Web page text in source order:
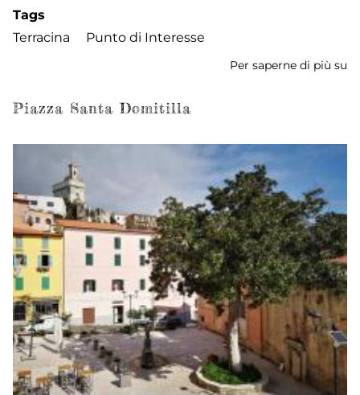
Tags
Terracina
Punto di Interesse
Per saperne di più su
Piazza Santa Domitilla